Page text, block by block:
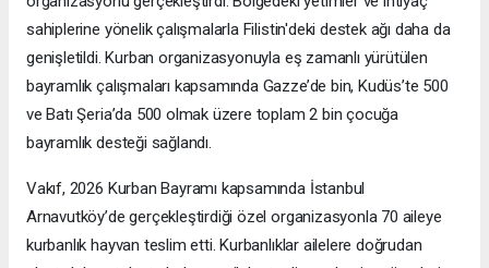
sahiplerine yönelik çalışmalarla Filistin'deki destek ağı daha da
genişletildi. Kurban organizasyonuyla eş zamanlı yürütülen
bayramlık çalışmaları kapsamında Gazze’de bin, Kudüs’te 500
ve Batı Şeria’da 500 olmak üzere toplam 2 bin çocuğa
bayramlık desteği sağlandı.
Vakıf, 2026 Kurban Bayramı kapsamında İstanbul
Arnavutköy’de gerçekleştirdiği özel organizasyonla 70 aileye
kurbanlık hayvan teslim etti. Kurbanlıklar ailelere doğrudan